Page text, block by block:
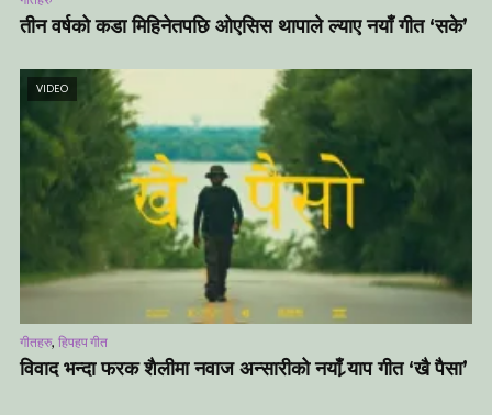
तीन वर्षको कडा मिहिनेतपछि ओएसिस थापाले ल्याए नयाँ गीत ‘सके’
VIDEO
गीतहरु, हिपहप गीत
विवाद भन्दा फरक शैलीमा नवाज अन्सारीको नयाँ र्‍याप गीत ‘खै पैसा’